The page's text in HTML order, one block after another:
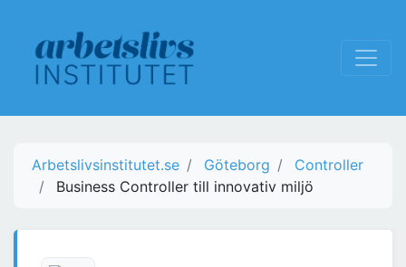
Arbetslivsinstitutet.se Göteborg
Controller
Business Controller till innovativ miljö